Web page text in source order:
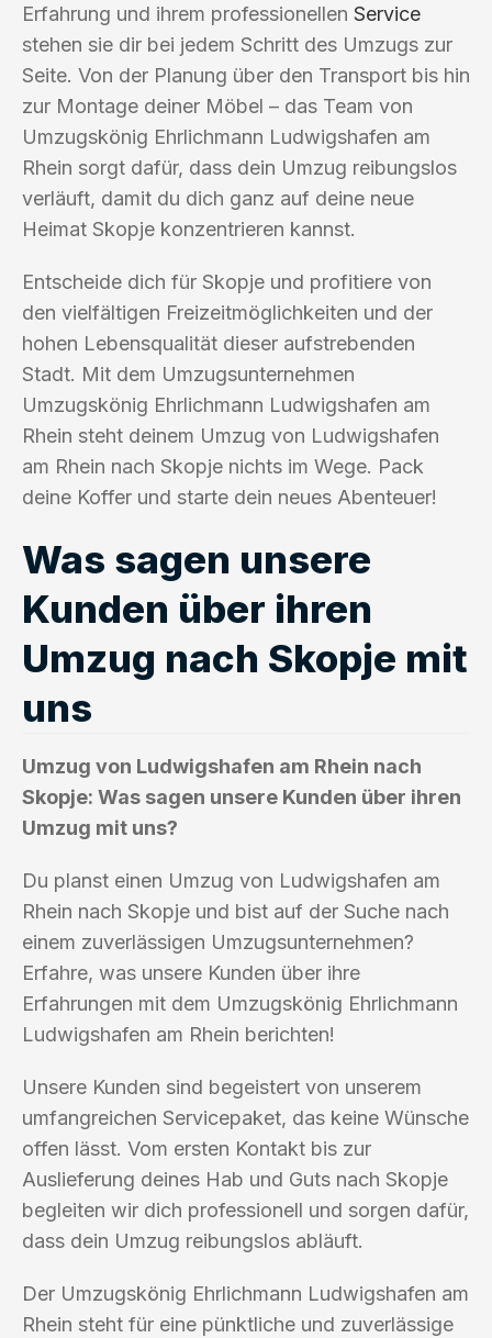
Erfahrung und ihrem professionellen Service
stehen sie dir bei jedem Schritt des Umzugs zur
Seite. Von der Planung über den Transport bis hin
zur Montage deiner Möbel – das Team von
Umzugskönig Ehrlichmann Ludwigshafen am
Rhein sorgt dafür, dass dein Umzug reibungslos
verläuft, damit du dich ganz auf deine neue
Heimat Skopje konzentrieren kannst.
Entscheide dich für Skopje und profitiere von
den vielfältigen Freizeitmöglichkeiten und der
hohen Lebensqualität dieser aufstrebenden
Stadt. Mit dem Umzugsunternehmen
Umzugskönig Ehrlichmann Ludwigshafen am
Rhein steht deinem Umzug von Ludwigshafen
am Rhein nach Skopje nichts im Wege. Pack
deine Koffer und starte dein neues Abenteuer!
Was sagen unsere
Kunden über ihren
Umzug nach Skopje mit
uns
Umzug von Ludwigshafen am Rhein nach
Skopje: Was sagen unsere Kunden über ihren
Umzug mit uns?
Du planst einen Umzug von Ludwigshafen am
Rhein nach Skopje und bist auf der Suche nach
einem zuverlässigen Umzugsunternehmen?
Erfahre, was unsere Kunden über ihre
Erfahrungen mit dem Umzugskönig Ehrlichmann
Ludwigshafen am Rhein berichten!
Unsere Kunden sind begeistert von unserem
umfangreichen Servicepaket, das keine Wünsche
offen lässt. Vom ersten Kontakt bis zur
Auslieferung deines Hab und Guts nach Skopje
begleiten wir dich professionell und sorgen dafür,
dass dein Umzug reibungslos abläuft.
Der Umzugskönig Ehrlichmann Ludwigshafen am
Rhein steht für eine pünktliche und zuverlässige